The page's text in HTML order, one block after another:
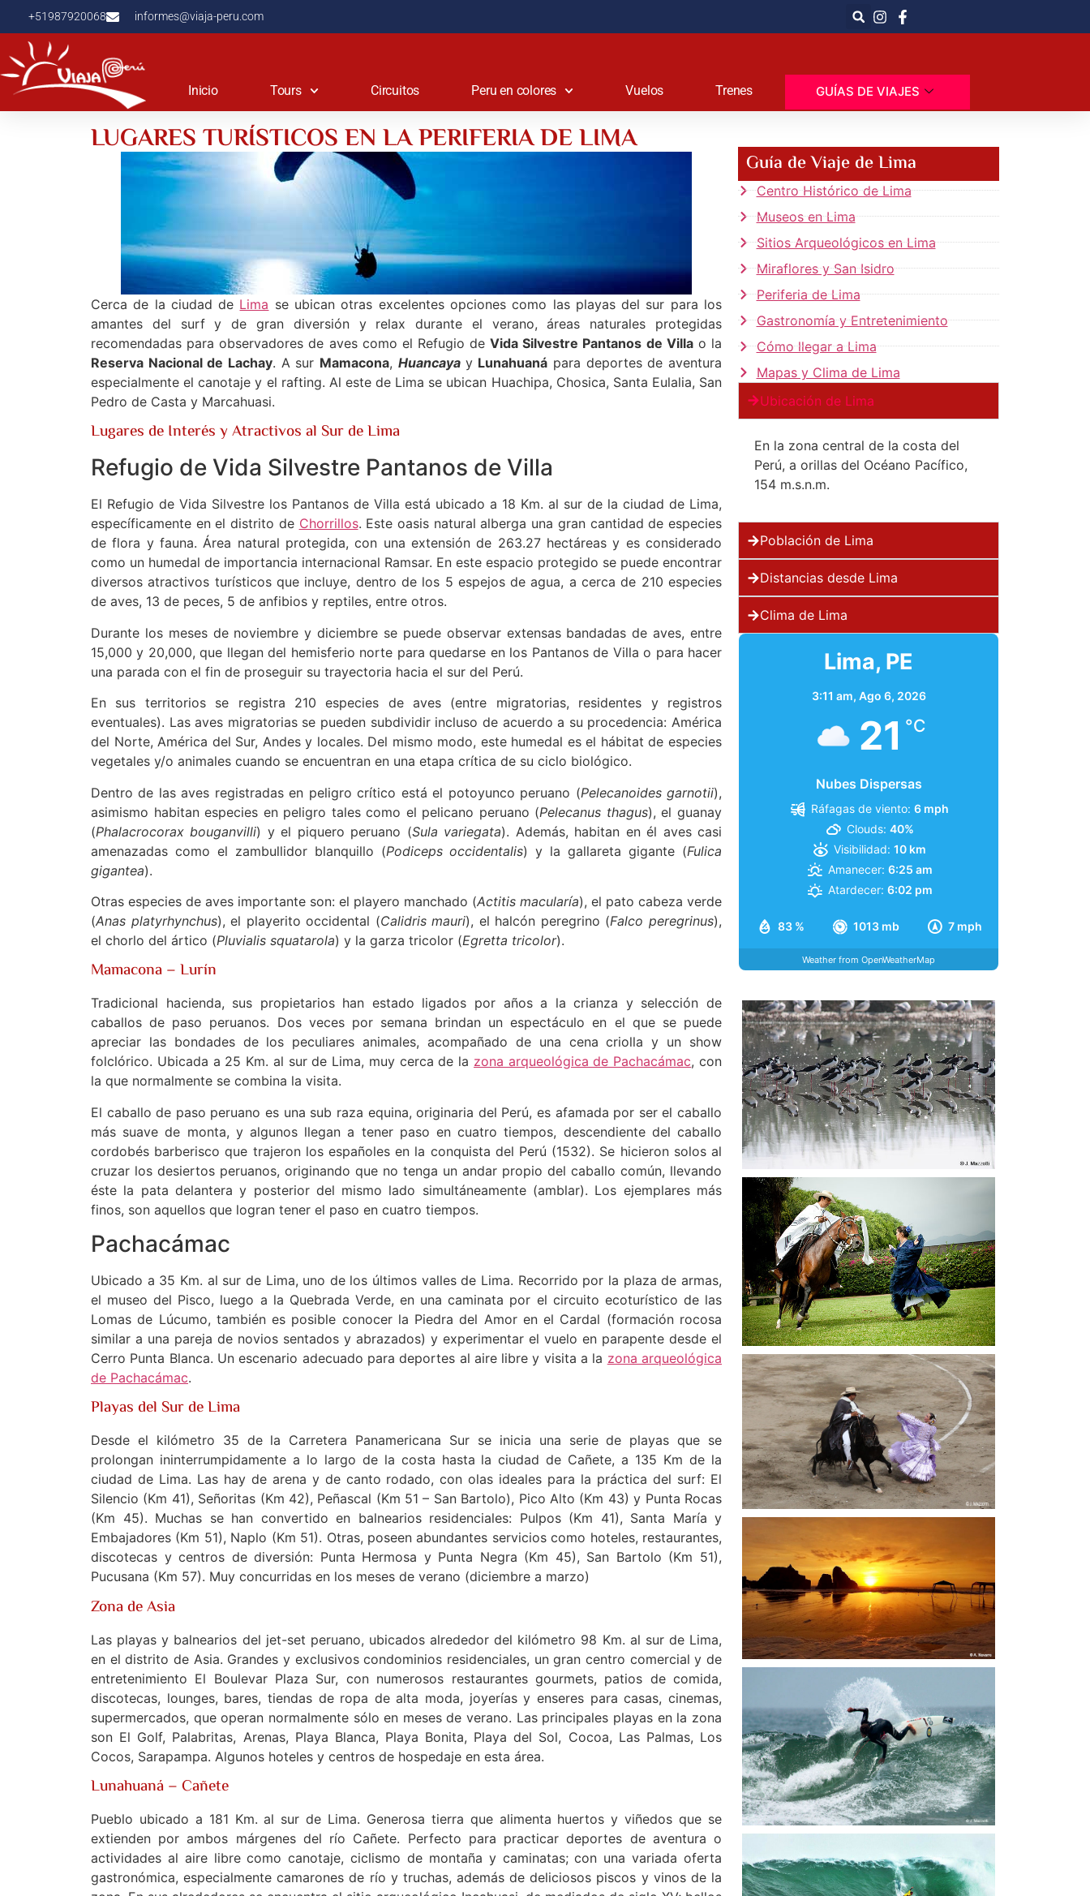
+51987920068 informes@viaja-peru.com
Inicio Tours Circuitos Peru en colores Vuelos Trenes GUÍAS DE VIAJES
LUGARES TURÍSTICOS EN LA PERIFERIA DE LIMA
Cerca de la ciudad de Lima se ubican otras excelentes opciones como las playas del sur para los
amantes del surf y de gran diversión y relax durante el verano, áreas naturales protegidas
recomendadas para observadores de aves como el Refugio deVida Silvestre Pantanos de Villao la
Reserva Nacional de Lachay. A sur Mamacona, Huancaya y Lunahuaná para deportes de aventura
especialmente el canotaje y el rafting. Al este de Lima se ubican Huachipa, Chosica, Santa Eulalia, San
Pedro de Casta y Marcahuasi.
Lugares de Interés y Atractivos al Sur de Lima
Refugio de Vida Silvestre Pantanos de Villa
El Refugio de Vida Silvestre los Pantanos de Villa está ubicado a 18 Km. al sur de la ciudad de Lima,
específicamente en el distrito de Chorrillos. Este oasis natural alberga una gran cantidad de especies
de flora y fauna. Área natural protegida, con una extensión de 263.27 hectáreas y es considerado
como un humedal de importancia internacional Ramsar. En este espacio protegido se puede encontrar
diversos atractivos turísticos que incluye, dentro de los 5 espejos de agua, a cerca de 210 especies
de aves, 13 de peces, 5 de anfibios y reptiles, entre otros.
Durante los meses de noviembre y diciembre se puede observar extensas bandadas de aves, entre
15,000 y 20,000, que llegan del hemisferio norte para quedarse en los Pantanos de Villa o para hacer
una parada con el fin de proseguir su trayectoria hacia el sur del Perú.
En sus territorios se registra 210 especies de aves (entre migratorias, residentes y registros
eventuales). Las aves migratorias se pueden subdividir incluso de acuerdo a su procedencia: América
del Norte, América del Sur, Andes y locales. Del mismo modo, este humedal es el hábitat de especies
vegetales y/o animales cuando se encuentran en una etapa crítica de su ciclo biológico.
Dentro de las aves registradas en peligro crítico está el potoyunco peruano (Pelecanoides garnotii),
asimismo habitan especies en peligro tales como el pelicano peruano (Pelecanus thagus), el guanay
(Phalacrocorax bouganvilli) y el piquero peruano (Sula variegata). Además, habitan en él aves casi
amenazadas como el zambullidor blanquillo (Podiceps occidentalis) y la gallareta gigante (Fulica
gigantea).
Otras especies de aves importante son: el playero manchado (Actitis macularía), el pato cabeza verde
(Anas platyrhynchus), el playerito occidental (Calidris mauri), el halcón peregrino (Falco peregrinus),
el chorlo del ártico (Pluvialis squatarola) y la garza tricolor (Egretta tricolor).
Mamacona – Lurín
Tradicional hacienda, sus propietarios han estado ligados por años a la crianza y selección de
caballos de paso peruanos. Dos veces por semana brindan un espectáculo en el que se puede
apreciar las bondades de los peculiares animales, acompañado de una cena criolla y un show
folclórico. Ubicada a 25 Km. al sur de Lima, muy cerca de la zona arqueológica de Pachacámac, con
la que normalmente se combina la visita.
El caballo de paso peruano es una sub raza equina, originaria del Perú, es afamada por ser el caballo
más suave de monta, y algunos llegan a tener paso en cuatro tiempos, descendiente del caballo
cordobés barberisco que trajeron los españoles en la conquista del Perú (1532). Se hicieron solos al
cruzar los desiertos peruanos, originando que no tenga un andar propio del caballo común, llevando
éste la pata delantera y posterior del mismo lado simultáneamente (amblar). Los ejemplares más
finos, son aquellos que logran tener el paso en cuatro tiempos.
Pachacámac
Ubicado a 35 Km. al sur de Lima, uno de los últimos valles de Lima. Recorrido por la plaza de armas,
el museo del Pisco, luego a la Quebrada Verde, en una caminata por el circuito ecoturístico de las
Lomas de Lúcumo, también es posible conocer la Piedra del Amor en el Cardal (formación rocosa
similar a una pareja de novios sentados y abrazados) y experimentar el vuelo en parapente desde el
Cerro Punta Blanca. Un escenario adecuado para deportes al aire libre y visita a la zona arqueológica
de Pachacámac.
Playas del Sur de Lima
Desde el kilómetro 35 de la Carretera Panamericana Sur se inicia una serie de playas que se
prolongan ininterrumpidamente a lo largo de la costa hasta la ciudad de Cañete, a 135 Km de la
ciudad de Lima. Las hay de arena y de canto rodado, con olas ideales para la práctica del surf: El
Silencio (Km 41), Señoritas (Km 42), Peñascal (Km 51 – San Bartolo), Pico Alto (Km 43) y Punta Rocas
(Km 45). Muchas se han convertido en balnearios residenciales: Pulpos (Km 41), Santa María y
Embajadores (Km 51), Naplo (Km 51). Otras, poseen abundantes servicios como hoteles, restaurantes,
discotecas y centros de diversión: Punta Hermosa y Punta Negra (Km 45), San Bartolo (Km 51),
Pucusana (Km 57). Muy concurridas en los meses de verano (diciembre a marzo)
Zona de Asia
Las playas y balnearios del jet-set peruano, ubicados alrededor del kilómetro 98 Km. al sur de Lima,
en el distrito de Asia. Grandes y exclusivos condominios residenciales, un gran centro comercial y de
entretenimiento El Boulevar Plaza Sur, con numerosos restaurantes gourmets, patios de comida,
discotecas, lounges, bares, tiendas de ropa de alta moda, joyerías y enseres para casas, cinemas,
supermercados, que operan normalmente sólo en meses de verano. Las principales playas en la zona
son El Golf, Palabritas, Arenas, Playa Blanca, Playa Bonita, Playa del Sol, Cocoa, Las Palmas, Los
Cocos, Sarapampa. Algunos hoteles y centros de hospedaje en esta área.
Lunahuaná – Cañete
Pueblo ubicado a 181 Km. al sur de Lima. Generosa tierra que alimenta huertos y viñedos que se
extienden por ambos márgenes del río Cañete. Perfecto para practicar deportes de aventura o
actividades al aire libre como canotaje, ciclismo de montaña y caminatas; con una variada oferta
gastronómica, especialmente camarones de río y truchas, además de deliciosos piscos y vinos de la
Guía de Viaje de Lima
Centro Histórico de Lima
Museos en Lima
Sitios Arqueológicos en Lima
Miraflores y San Isidro
Periferia de Lima
Gastronomía y Entretenimiento
Cómo llegar a Lima
Mapas y Clima de Lima
Ubicación de Lima
En la zona central de la costa del
Perú, a orillas del Océano Pacífico,
154 m.s.n.m.
Población de Lima
Distancias desde Lima
Clima de Lima
Lima, PE
3:11 am, Ago 6, 2026
21 °C
Nubes Dispersas
83 % 1013 mb 7 mph
Ráfagas de viento: 6 mph
Clouds: 40%
Visibilidad: 10 km
Amanecer: 6:25 am
Atardecer: 6:02 pm
Weather from OpenWeatherMap